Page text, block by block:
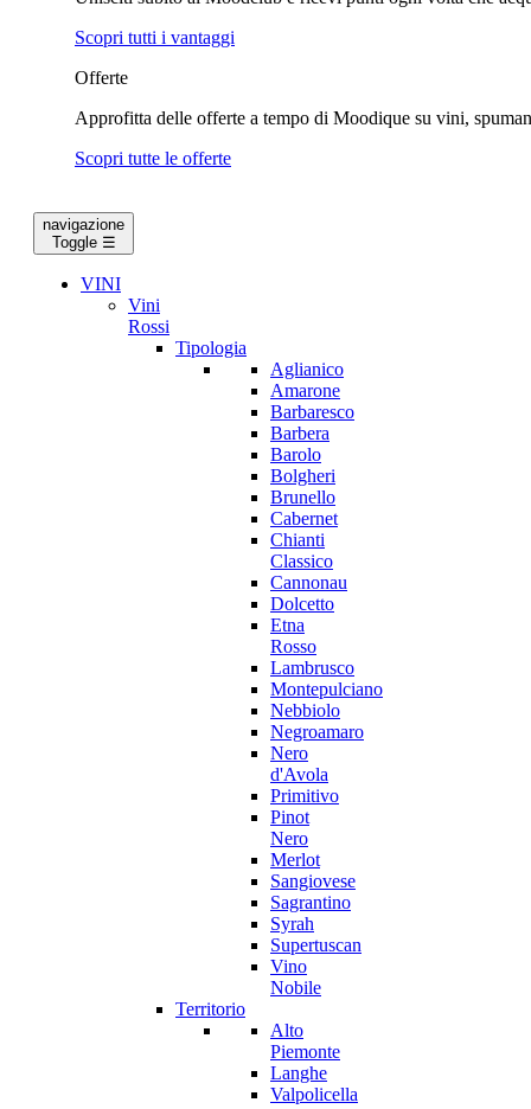
Scopri tutti i vantaggi
Offerte
Approfitta delle offerte a tempo di Moodique su vini,
Scopri tutte le offerte
navigazione
Toggle☰
VINI
Vini
Rossi
Tipologia
Aglianico
Amarone
Barbaresco
Barbera
Barolo
Bolgheri
Brunello
Cabernet
Chianti
Classico
Cannonau
Dolcetto
Etna
Rosso
Lambrusco
Montepulciano
Nebbiolo
Negroamaro
Nero
d'Avola
Primitivo
Pinot
Nero
Merlot
Sangiovese
Sagrantino
Syrah
Supertuscan
Vino
Nobile
Territorio
Alto
Piemonte
Langhe
Valpolicella